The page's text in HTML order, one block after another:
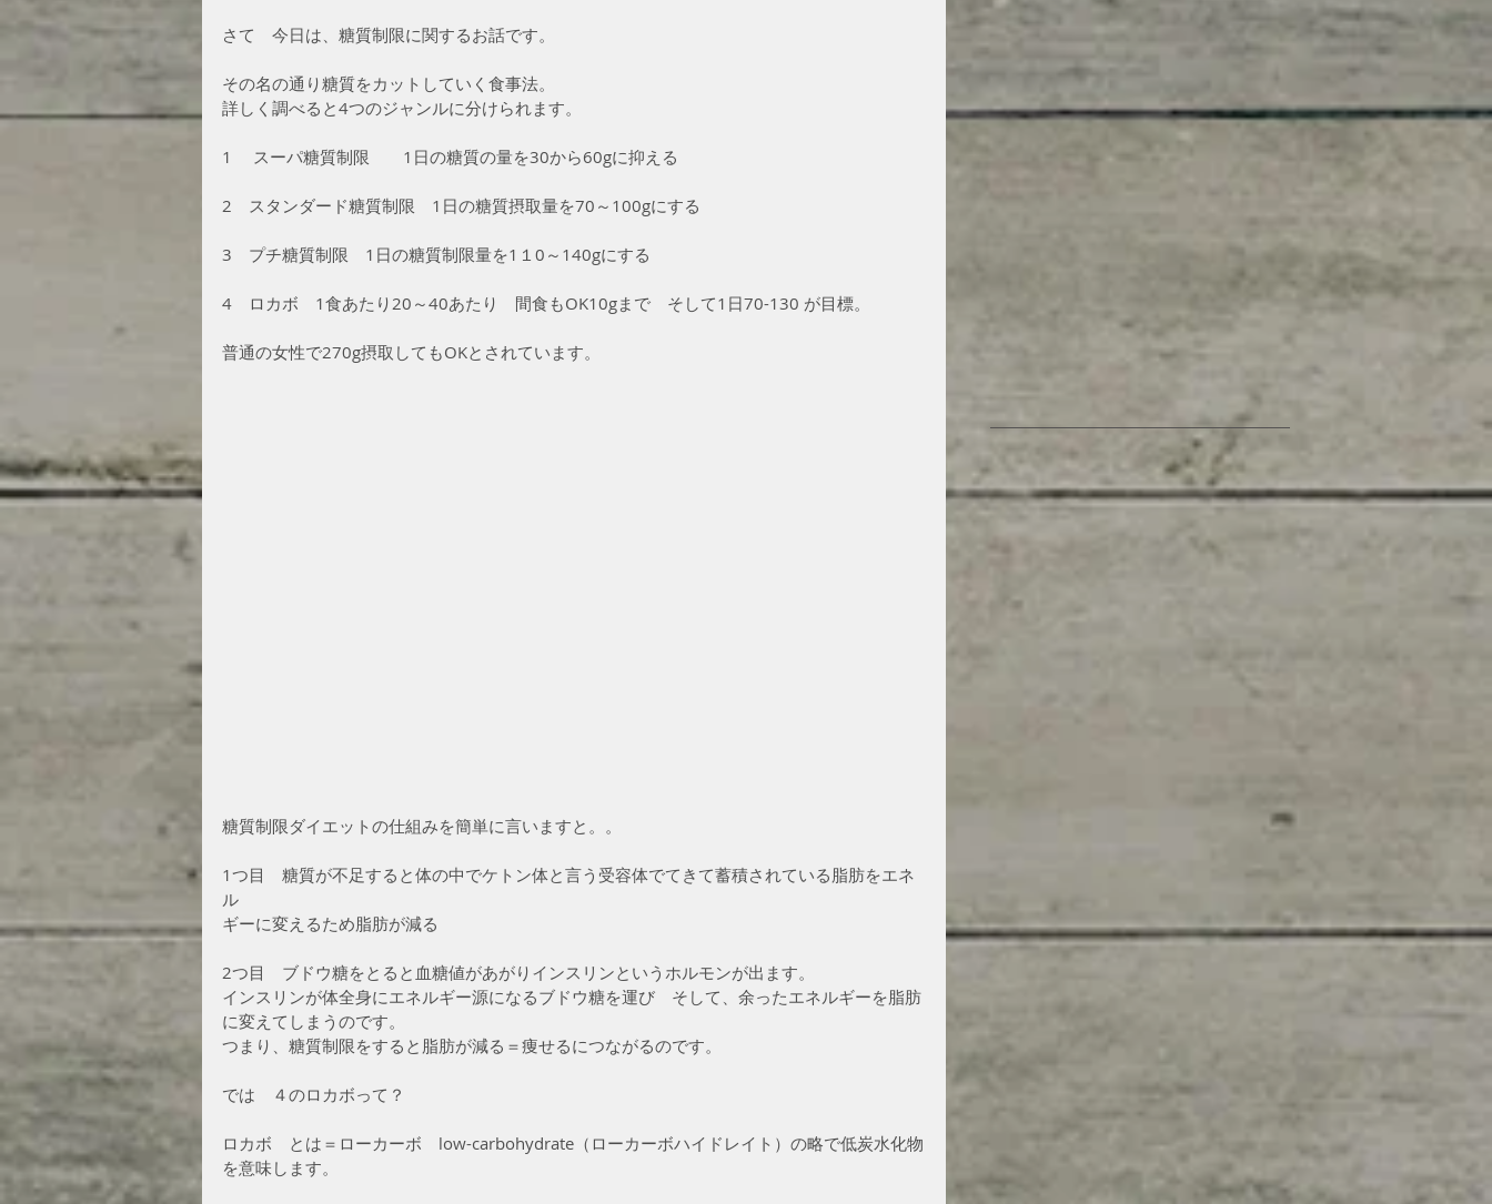
さて　今日は、糖質制限に関するお話です。
その名の通り糖質をカットしていく食事法。
詳しく調べると4つのジャンルに分けられます。
1　 スーパ糖質制限　　1日の糖質の量を30から60gに抑える
2　スタンダード糖質制限　1日の糖質摂取量を70～100gにする
3　プチ糖質制限　1日の糖質制限量を1１0～140gにする
4　ロカボ　1食あたり20～40あたり　間食もOK10gまで　そして1日70-130 が目標。
普通の女性で270g摂取してもOKとされています。
糖質制限ダイエットの仕組みを簡単に言いますと。。
1つ目　糖質が不足すると体の中でケトン体と言う受容体でてきて蓄積されている脂肪をエネ
ル
ギーに変えるため脂肪が減る
2つ目　ブドウ糖をとると血糖値があがりインスリンというホルモンが出ます。
インスリンが体全身にエネルギー源になるブドウ糖を運び　そして、余ったエネルギーを脂肪
に変えてしまうのです。
つまり、糖質制限をすると脂肪が減る＝痩せるにつながるのです。
では　４のロカボって？
ロカボ　とは＝ローカーボ　low-carbohydrate（ローカーボハイドレイト）の略で低炭水化物
を意味します。